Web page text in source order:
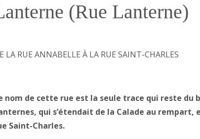
(Rue Lanterne)
LA RUE ANNABELLE À LA RUE SAINT-CHARLES
nom de cette rue est la seule trace qui reste du
qui s’étendait de la Calade au rempart,
Saint-Charles.